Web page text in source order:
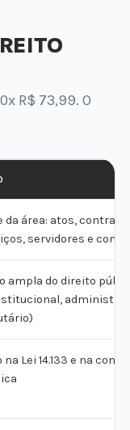
R$ 73,99. O
da área: atos,
servidores e
ampla do direito
na Lei 14.133 e na